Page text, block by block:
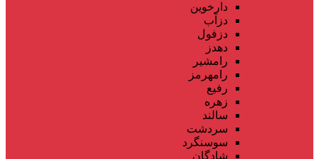
دارخوین
دزآب
دزفول
دهدز
رامشیر
رامهرمز
رفیع
زهره
سالند
سردشت
سوسنگرد
شادگان